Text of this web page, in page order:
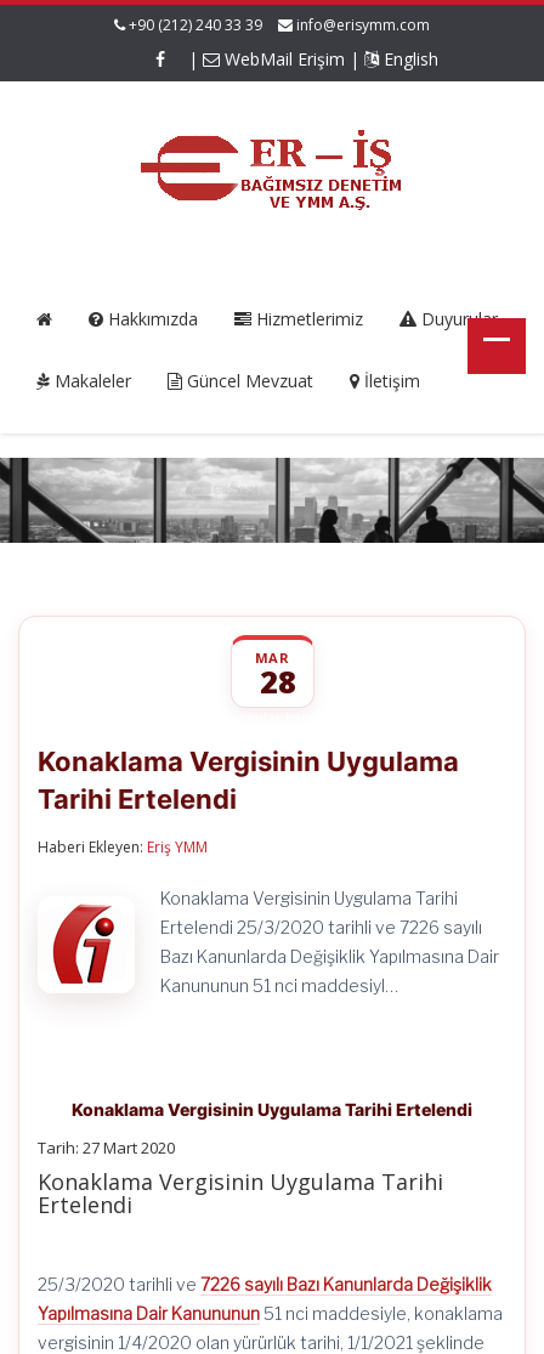
+90 (212) 240 33 39 info@erisymm.com
| WebMail Erişim | English
Hakkımızda Hizmetlerimiz Duyurular
Makaleler Güncel Mevzuat İletişim
MAR
28
Uygulama
Tarihi
Ertelendi
Konaklama Vergisinin Uygulama
Tarihi Ertelendi
Haberi Ekleyen: Eriş YMM
Konaklama Vergisinin Uygulama Tarihi
Ertelendi 25/3/2020 tarihli ve 7226 sayılı
Bazı Kanunlarda Değişiklik Yapılmasına Dair
Kanununun 51 nci maddesiyl…
Konaklama Vergisinin Uygulama Tarihi Ertelendi
Tarih: 27 Mart 2020
Konaklama Vergisinin Uygulama Tarihi
Ertelendi
25/3/2020 tarihli ve 7226 sayılı Bazı Kanunlarda Değişiklik
Yapılmasına Dair Kanununun51 nci maddesiyle, konaklama
vergisinin 1/4/2020 olan yürürlük tarihi, 1/1/2021 şeklinde